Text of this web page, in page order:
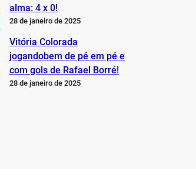
alma: 4 x 0!
28 de janeiro de 2025
Vitória Colorada
jogandobem de pé em pé e
com gols de Rafael Borré!
28 de janeiro de 2025